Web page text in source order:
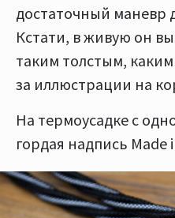
достаточный маневр
Кстати, в живую он
таким толстым,
за иллюстрации на
На термоусадке с
гордая надпись Made